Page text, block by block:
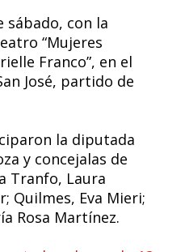
sábado, con la
“Mujeres
Franco”, en el
José, partido de
la diputada
y concejalas de
Tranfo, Laura
Quilmes, Eva Mieri;
Rosa Martínez.